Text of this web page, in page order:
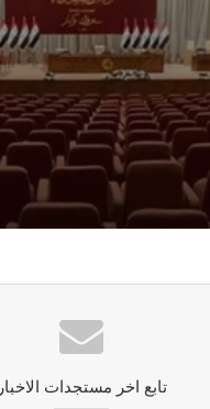
تابع اخر مستجدات الاخبار